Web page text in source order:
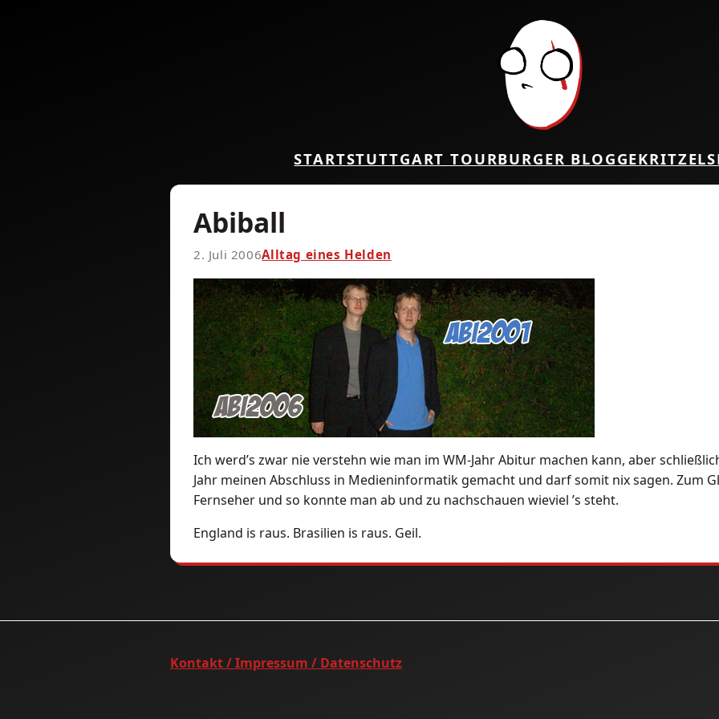
STARTSTUTTGART TOURBURGER BLOGGEKRITZEL
Abiball
2. Juli 2006Alltag eines Helden
Ich werd’s zwar nie verstehn wie man im WM-Jahr Abitur machen kann, aber
Jahr meinen Abschluss in Medieninformatik gemacht und darf somit nix sagen. Zum
Fernseher und so konnte man ab und zu nachschauen wieviel ’s steht.
England is raus. Brasilien is raus. Geil.
Kontakt / Impressum / Datenschutz